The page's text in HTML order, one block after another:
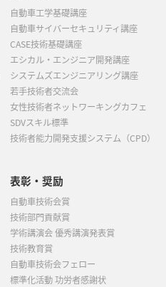
自動車工学基礎講座
自動車サイバーセキュリティ講座
CASE技術基礎講座
エシカル・エンジニア開発講座
システムズエンジニアリング講座
若手技術者交流会
女性技術者ネットワーキングカフェ
SDVスキル標準
技術者能力開発支援システム（CPD）
表彰・奨励
自動車技術会賞
技術部門貢献賞
学術講演会 優秀講演発表賞
技術教育賞
自動車技術会フェロー
標準化活動 功労者感謝状